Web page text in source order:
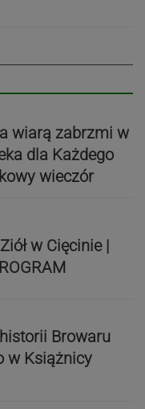
wiarą zabrzmi w
dla Każdego
wieczór
w Cięcinie |
Browaru
w Książnicy